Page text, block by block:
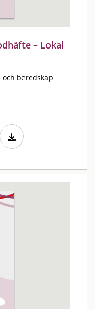
– Lokal
beredskap